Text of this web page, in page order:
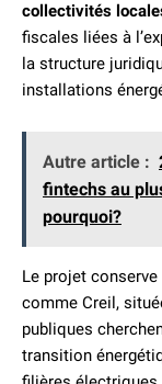
collectivités
fiscales liées à
la structure
installations
Autre article :
fintechs au
pourquoi?
Le projet
comme Creil,
publiques
transition